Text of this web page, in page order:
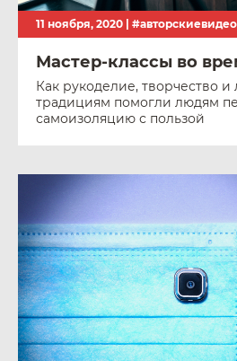
11 ноября, 2020 | #авторскиевидео
Мастер-классы во
Как рукоделие, творчество и
традициям помогли людям
самоизоляцию с пользой